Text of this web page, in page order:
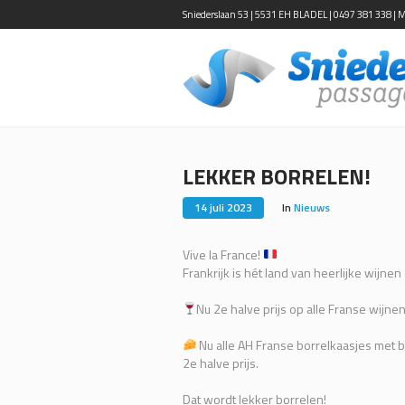
Sniederslaan 53 | 5531 EH BLADEL | 0497 381 338 |
LEKKER BORRELEN!
14 juli 2023 In Nieuws
Vive la France!
Frankrijk is hét land van heerlijke wijnen
Nu 2e halve prijs op alle Franse
Nu alle AH Franse borrelkaasjes
2e halve prijs.
Dat wordt lekker borrelen!